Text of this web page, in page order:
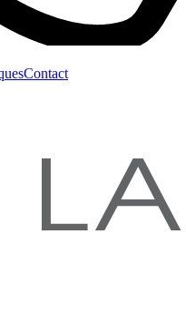
Contact